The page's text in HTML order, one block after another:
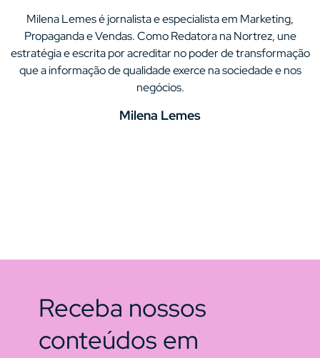
Milena Lemes é jornalista e especialista em Marketing,
Propaganda e Vendas. Como Redatora na Nortrez, une
estratégia e escrita por acreditar no poder de transformação
que a informação de qualidade exerce na sociedade e nos
negócios.
Milena Lemes
Receba nossos
conteúdos em